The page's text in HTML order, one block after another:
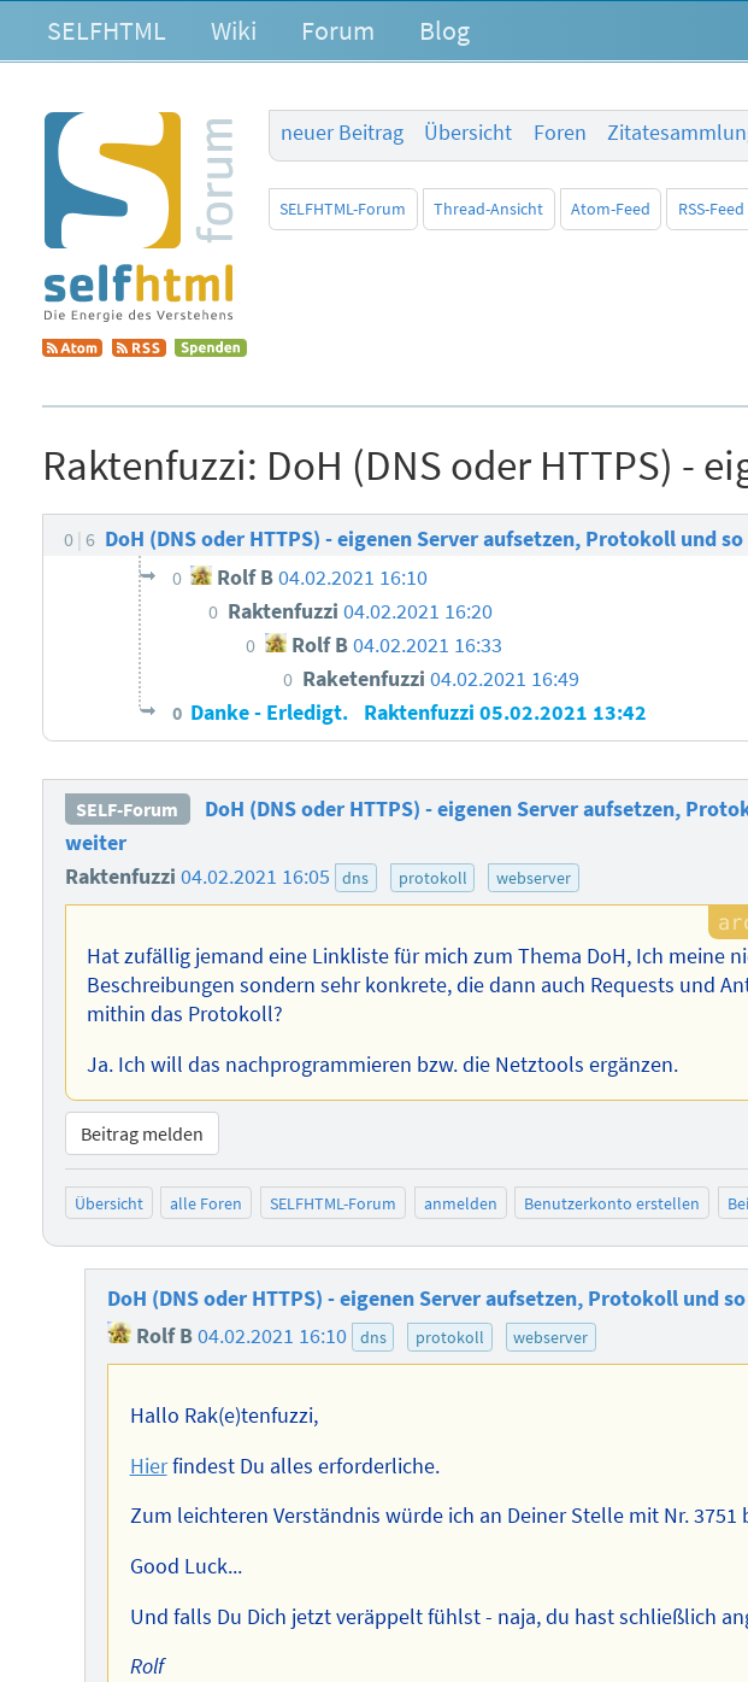
SELFHTML Wiki Forum Blog
neuer Beitrag
Übersicht Foren
SELFHTML-Forum Thread-Ansicht Atom-Feed RSS-Feed
Raktenfuzzi: DoH (DNS oder HTTPS) -
0 6 DoH (DNS oder HTTPS) - eigenen Server aufsetzen, Protokoll und
0 Rolf B04.02.2021 16:10
0 Raktenfuzzi04.02.2021 16:20
0 Rolf B04.02.2021 16:33
0 Raketenfuzzi 04.02.2021 16:49
0 Danke - Erledigt. Raktenfuzzi05.02.2021 13:42
SELF-Forum
DoH (DNS oder HTTPS) - eigenen Server aufsetzen,
weiter
Raktenfuzzi 04.02.2021 16:05 dns protokoll webserver
Hat zufällig jemand eine Linkliste für mich zum Thema DoH, Ich meine
Beschreibungen sondern sehr konkrete, die dann auch Requests und
mithin das Protokoll?
Ja. Ich will das nachprogrammieren bzw. die Netztools ergänzen.
Beitrag melden
Übersicht alle Foren SELFHTML-Forum anmelden Benutzerkonto erstellen
DoH (DNS oder HTTPS) - eigenen Server aufsetzen, Protokoll und
Rolf B04.02.2021 16:10 dns protokoll webserver
Hallo Rak(e)tenfuzzi,
Hierfindest Du alles erforderliche.
Zum leichteren Verständnis würde ich an Deiner Stelle mit Nr. 3751
Good Luck...
Und falls Du Dich jetzt veräppelt fühlst - naja, du hast schließlich
Rolf